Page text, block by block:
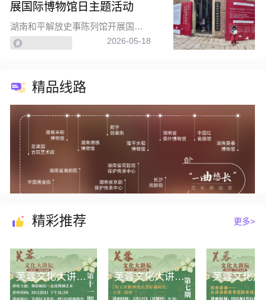
展国际博物馆日主题活动
湖南和平解放史事陈列馆开展国际博物馆日主题活动
2026-05-18
精品线路
精彩推荐 更多>
芙蓉文化大讲坛第十一期丨舞影蹁跹——走进舞剧艺术 芙蓉文化大讲坛第七期丨《用工匠精神绣出美好新时代》